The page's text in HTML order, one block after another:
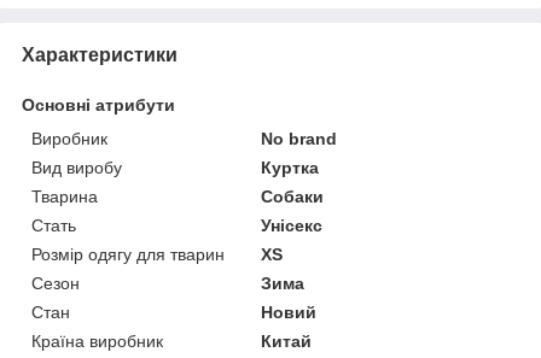
Характеристики
Основні атрибути
Виробник
No brand
Вид виробу
Куртка
Тварина
Собаки
Стать
Унісекс
Розмір одягу для тварин
XS
Сезон
Зима
Стан
Новий
Країна виробник
Китай